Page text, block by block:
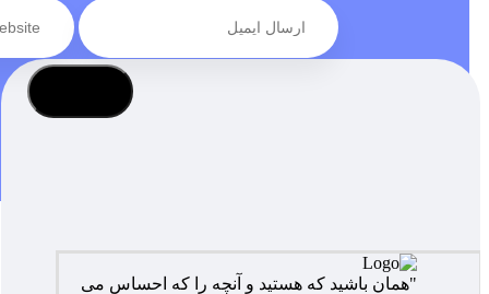
"همان باشید که هستید و آنچه را که احساس می